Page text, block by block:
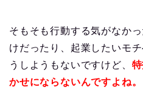
そもそも行動する気がなか
けだったり、起業したいモ
うしようもないですけど、
かせにならないんですよね。